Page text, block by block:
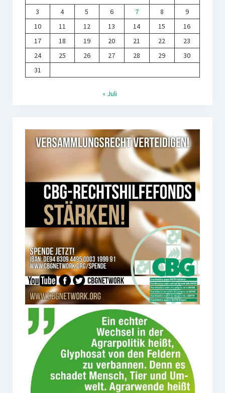
3
4 5 6 7 8
9
10
11 12 13 14 15
16
17
18 19 20 21 22
23
24
25 26 27 28 29
30
31
« Juli